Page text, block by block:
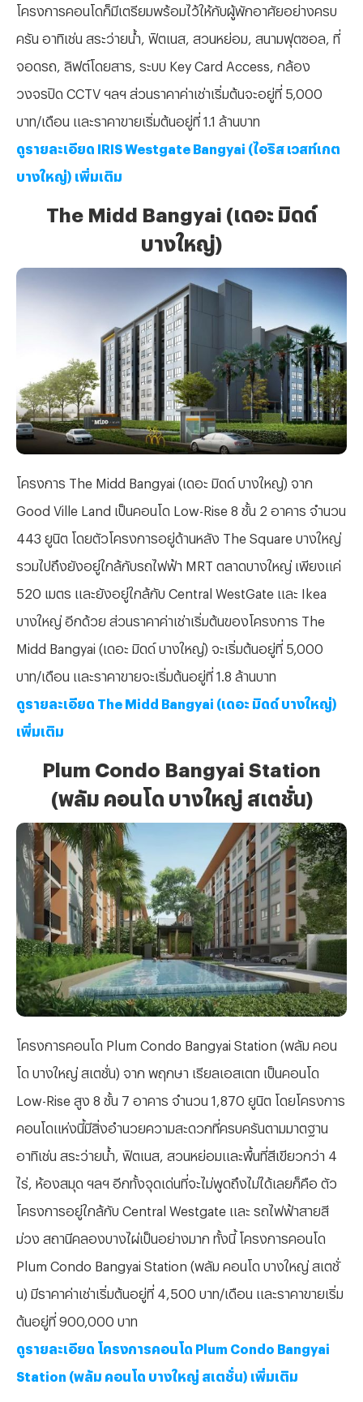
โครงการคอนโดก็มีเตรียมพร้อมไว้ให้กับผู้พักอาศัยอย่างครบ
ครัน อาทิเช่น สระว่ายน้ำ, ฟิตเนส, สวนหย่อม, สนามฟุตซอล, ที่
จอดรถ, ลิฟต์โดยสาร, ระบบ Key Card Access, กล้อง
วงจรปิด CCTV ฯลฯ ส่วนราคาค่าเช่าเริ่มต้นจะอยู่ที่ 5,000
บาท/เดือน และราคาขายเริ่มต้นอยู่ที่ 1.1 ล้านบาท
ดูรายละเอียด IRIS Westgate Bangyai (ไอริส เวสท์เกต
บางใหญ่) เพิ่มเติม
The Midd Bangyai (เดอะ มิดด์
บางใหญ่)
โครงการ The Midd Bangyai (เดอะ มิดด์ บางใหญ่) จาก
Good Ville Land เป็นคอนโด Low-Rise 8 ชั้น 2 อาคาร จำนวน
443 ยูนิต โดยตัวโครงการอยู่ด้านหลัง The Square บางใหญ่
รวมไปถึงยังอยู่ใกล้กับรถไฟฟ้า MRT ตลาดบางใหญ่ เพียงแค่
520 เมตร และยังอยู่ใกล้กับ Central WestGate และ Ikea
บางใหญ่ อีกด้วย ส่วนราคาค่าเช่าเริ่มต้นของโครงการ The
Midd Bangyai (เดอะ มิดด์ บางใหญ่) จะเริ่มต้นอยู่ที่ 5,000
บาท/เดือน และราคาขายจะเริ่มต้นอยู่ที่ 1.8 ล้านบาท
ดูรายละเอียด The Midd Bangyai (เดอะ มิดด์ บางใหญ่)
เพิ่มเติม
Plum Condo Bangyai Station
(พลัม คอนโด บางใหญ่ สเตชั่น)
โครงการคอนโด Plum Condo Bangyai Station (พลัม คอน
โด บางใหญ่ สเตชั่น) จาก พฤกษา เรียลเอสเตท เป็นคอนโด
Low-Rise สูง 8 ชั้น 7 อาคาร จำนวน 1,870 ยูนิต โดยโครงการ
คอนโดแห่งนี้มีสิ่งอำนวยความสะดวกที่ครบครันตามมาตฐาน
อาทิเช่น สระว่ายน้ำ, ฟิตเนส, สวนหย่อมและพื้นที่สีเขียวกว่า 4
ไร่, ห้องสมุด ฯลฯ อีกทั้งจุดเด่นที่จะไม่พูดถึงไม่ได้เลยก็คือ ตัว
โครงการอยู่ใกล้กับ Central Westgate และ รถไฟฟ้าสายสี
ม่วง สถานีคลองบางไผ่เป็นอย่างมาก ทั้งนี้ โครงการคอนโด
Plum Condo Bangyai Station (พลัม คอนโด บางใหญ่ สเตชั่
น) มีราคาค่าเช่าเริ่มต้นอยู่ที่ 4,500 บาท/เดือน และราคาขายเริ่ม
ต้นอยู่ที่ 900,000 บาท
ดูรายละเอียด โครงการคอนโด Plum Condo Bangyai
Station (พลัม คอนโด บางใหญ่ สเตชั่น) เพิ่มเติม